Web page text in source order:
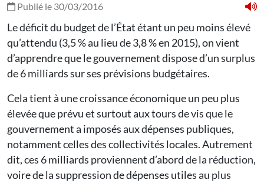
Publié le 30/03/2016
Le déficit du budget de l’État étant un peu moins élevé
qu’attendu (3,5 % au lieu de 3,8 % en 2015), on vient
d’apprendre que le gouvernement dispose d’un surplus
de 6 milliards sur ses prévisions budgétaires.
Cela tient à une croissance économique un peu plus
élevée que prévu et surtout aux tours de vis que le
gouvernement a imposés aux dépenses publiques,
notamment celles des collectivités locales. Autrement
dit, ces 6 milliards proviennent d’abord de la réduction,
voire de la suppression de dépenses utiles au plus